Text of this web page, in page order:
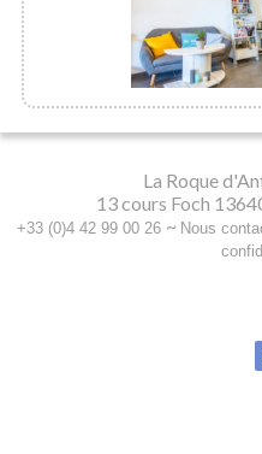
La Roque
13 cours Foch
+33 (0)4 42 99 00 26 ~ Nous